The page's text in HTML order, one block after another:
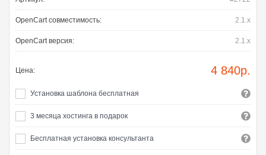
OpenCart совместимость: 2.1.x
OpenCart версия: 2.1.x
Цена: 4 840р.
Установка шаблона бесплатная
3 месяца хостинга в подарок
Бесплатная установка консультанта